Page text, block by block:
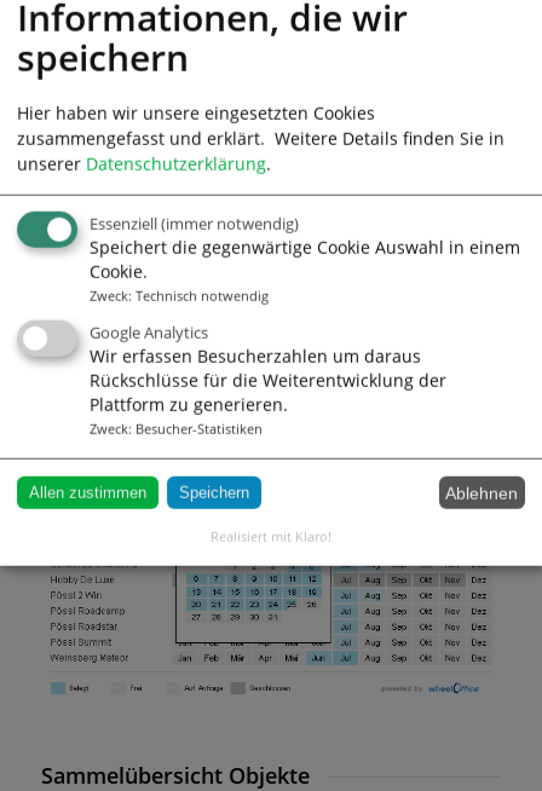
Das Backoffice enthält alle Funktionen der Version
„Channelmanager M/V".
Jetzt kostenlos anmelden und testen
zurück zur Produktübersicht
|weiter zum Channelmanager
2 Wochen absolut unverbindlich testen.
keine automatisches Vertragsverhältnis.
Sammelübersicht Objekte
Sammelübersicht Objekte
Informationen, die wir
speichern
Hier haben wir unsere eingesetzten Cookies
zusammengefasst und erklärt. Weitere Details finden Sie in
unserer Datenschutzerklärung.
Essenziell(immer notwendig)
Speichert die gegenwärtige Cookie Auswahl in einem
Cookie.
Zweck: Technisch notwendig
Google Analytics
Wir erfassen Besucherzahlen um daraus
Rückschlüsse für die Weiterentwicklung der
Plattform zu generieren.
Zweck: Besucher-Statistiken
Allen zustimmen Speichern Ablehnen
Realisiert mit Klaro!